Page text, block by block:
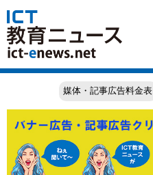
媒体・記事広告料金表